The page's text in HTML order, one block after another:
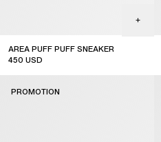
AREA PUFF PUFF SNEAKER
450 USD
PROMOTION